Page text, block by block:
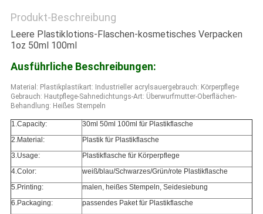
Produkt-Beschreibung
Leere Plastiklotions-Flaschen-kosmetisches Verpacken
1oz 50ml 100ml
Ausführliche Beschreibungen:
Material: Plastikplastikart: Industrieller acrylsauergebrauch: Körperpflege
Gebrauch: Hautpflege-Sahnedichtungs-Art: Überwurfmutter-Oberflächen-
Behandlung: Heißes Stempeln
1.Capacity:
30ml 50ml 100ml für Plastikflasche
2.Material:
Plastik für Plastikflasche
3.Usage:
Plastikflasche für Körperpflege
4.Color:
weiß/blau/Schwarzes/Grün/rote Plastikflasche
5.Printing:
malen, heißes Stempeln, Seidesiebung
6.Packaging:
passendes Paket für Plastikflasche